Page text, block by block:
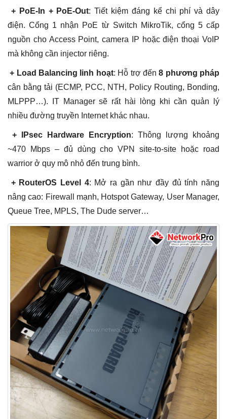
+ PoE-In + PoE-Out: Tiết kiệm đáng kể chi phí và dây
điện. Cổng 1 nhận PoE từ Switch MikroTik, cổng 5 cấp
nguồn cho Access Point, camera IP hoặc điện thoại VoIP
mà không cần injector riêng.
+ Load Balancing linh hoạt: Hỗ trợ đến8 phương pháp
cân bằng tải (ECMP, PCC, NTH, Policy Routing, Bonding,
MLPPP…). IT Manager sẽ rất hài lòng khi cần quản lý
nhiều đường truyền Internet khác nhau.
+ IPsec Hardware Encryption: Thông lượng khoảng
~470 Mbps – đủ dùng cho VPN site-to-site hoặc road
warrior ở quy mô nhỏ đến trung bình.
+ RouterOS Level 4: Mở ra gần như đầy đủ tính năng
nâng cao: Firewall mạnh, Hotspot Gateway, User Manager,
Queue Tree, MPLS, The Dude server…